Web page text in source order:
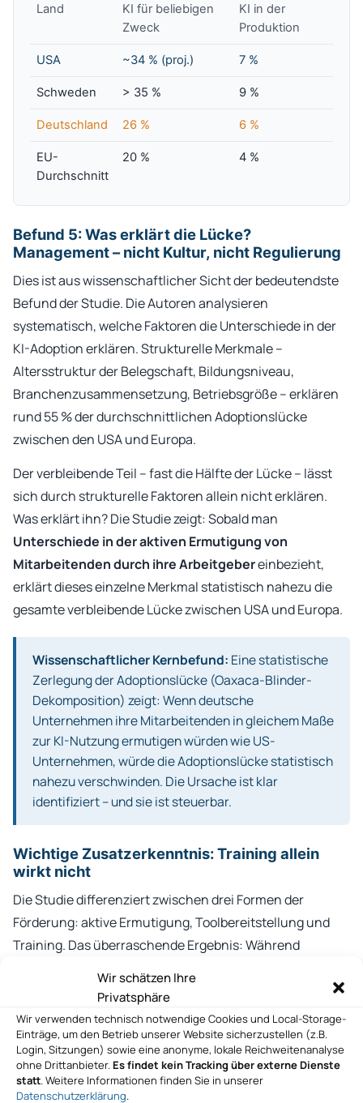
Wir schätzen Ihre
Privatsphäre
Wir verwenden technisch notwendige Cookies und Local-Storage-
Einträge, um den Betrieb unserer Website sicherzustellen (z.B.
Login, Sitzungen) sowie eine anonyme, lokale Reichweitenanalyse
ohne Drittanbieter. Es findet kein Tracking über externe Dienste
statt. Weitere Informationen finden Sie in unserer
Datenschutzerklärung.
Land
KI für beliebigen
Zweck
KI in der
Produktion
USA ~34 % (proj.) 7 %
Schweden > 35 % 9 %
Deutschland 26 % 6 %
EU-
Durchschnitt
20 % 4 %
Befund 5: Was erklärt die Lücke?
Management – nicht Kultur, nicht Regulierung
Dies ist aus wissenschaftlicher Sicht der bedeutendste
Befund der Studie. Die Autoren analysieren
systematisch, welche Faktoren die Unterschiede in der
KI-Adoption erklären. Strukturelle Merkmale –
Altersstruktur der Belegschaft, Bildungsniveau,
Branchenzusammensetzung, Betriebsgröße – erklären
rund 55 % der durchschnittlichen Adoptionslücke
zwischen den USA und Europa.
Der verbleibende Teil – fast die Hälfte der Lücke – lässt
sich durch strukturelle Faktoren allein nicht erklären.
Was erklärt ihn? Die Studie zeigt: Sobald man
Unterschiede in der aktiven Ermutigung von
Mitarbeitenden durch ihre Arbeitgebereinbezieht,
erklärt dieses einzelne Merkmal statistisch nahezu die
gesamte verbleibende Lücke zwischen USA und Europa.
Wissenschaftlicher Kernbefund: Eine statistische
Zerlegung der Adoptionslücke (Oaxaca-Blinder-
Dekomposition) zeigt: Wenn deutsche
Unternehmen ihre Mitarbeitenden in gleichem Maße
zur KI-Nutzung ermutigen würden wie US-
Unternehmen, würde die Adoptionslücke statistisch
nahezu verschwinden. Die Ursache ist klar
identifiziert – und sie ist steuerbar.
Wichtige Zusatzerkenntnis: Training allein
wirkt nicht
Die Studie differenziert zwischen drei Formen der
Förderung: aktive Ermutigung, Toolbereitstellung und
Training. Das überraschende Ergebnis: Während
tatsächliche Nutzung sind, ist KI-Training allein
signifikant prädiktiv. Ohne aktive Ermutigung und
konkrete Werkzeuge bleibt Training weitgehend
wirkungslos.
Befund 6: Die Produktivitätslücke ist bereits